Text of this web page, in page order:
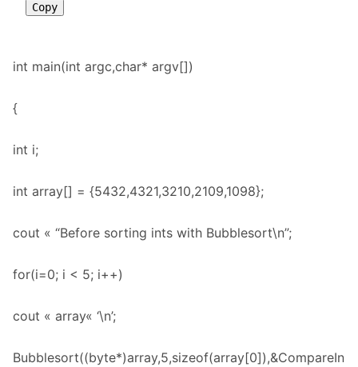
Copy
int main(int argc,char* argv[])
{
int i;
int array[] = {5432,4321,3210,2109,1098};
cout « “Before sorting ints with Bubblesort\n”;
for(i=0; i < 5; i++)
cout « array« ‘\n’;
Bubblesort((byte*)array,5,sizeof(array[0]),&CompareIn